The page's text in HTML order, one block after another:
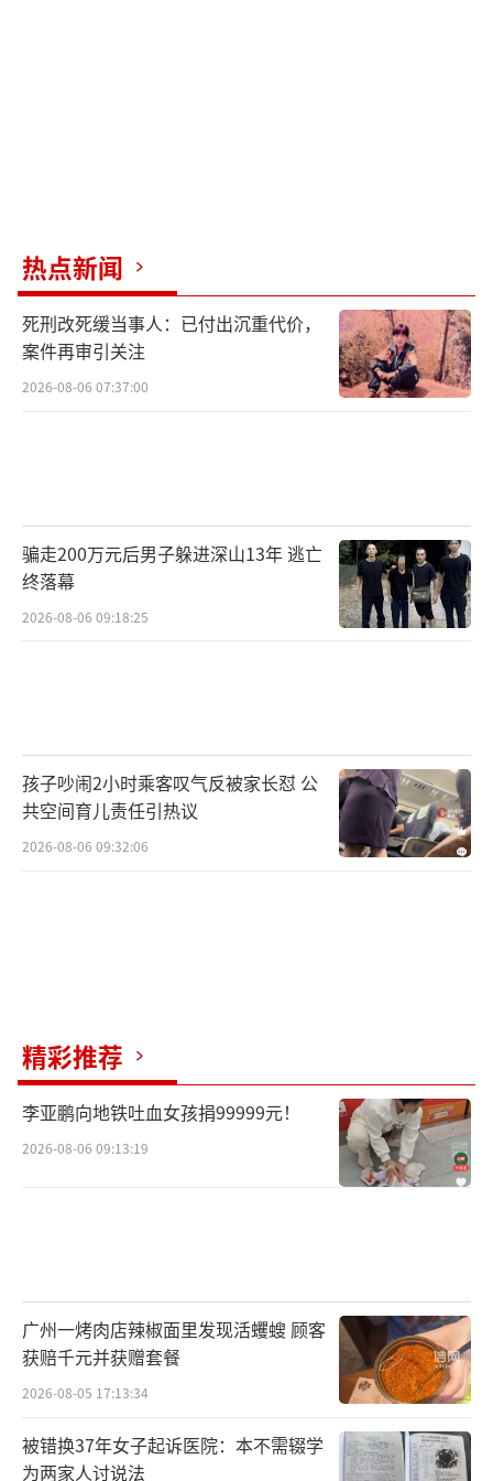
训练在家就能完成，例如蹲起、台阶运动或坐
立运动可以锻炼腿部和臀部肌肉；墙式俯卧撑
可以锻炼胸部和上肢；提踵可以锻炼腿部；利
用弹力带也可以做弓箭拉伸运动和肩带拉伸，
锻炼背部和上肢。
（责任编辑：zhangxiaohua）
热点新闻
死刑改死缓当事人：已付出沉重代价，
案件再审引关注
2026-08-06 07:37:00
骗走200万元后男子躲进深山13年 逃亡
终落幕
2026-08-06 09:18:25
孩子吵闹2小时乘客叹气反被家长怼 公
共空间育儿责任引热议
2026-08-06 09:32:06
精彩推荐
李亚鹏向地铁吐血女孩捐99999元！
2026-08-06 09:13:19
广州一烤肉店辣椒面里发现活蠼螋 顾客
获赔千元并获赠套餐
2026-08-05 17:13:34
被错换37年女子起诉医院：本不需辍学
为两家人讨说法